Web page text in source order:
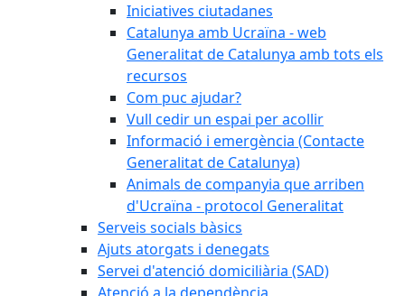
Iniciatives ciutadanes
Catalunya amb Ucraïna - web
Generalitat de Catalunya amb tots els
recursos
Com puc ajudar?
Vull cedir un espai per acollir
Informació i emergència (Contacte
Generalitat de Catalunya)
Animals de companyia que arriben
d'Ucraïna - protocol Generalitat
Serveis socials bàsics
Ajuts atorgats i denegats
Servei d'atenció domiciliària (SAD)